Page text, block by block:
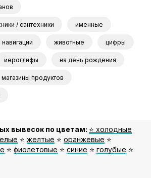
/ сантехники именные
навигации животные цифры
иероглифы на день рождения
магазины продуктов
вывесок по цветам: ⭐️ холодные
⭐️ желтые ⭐️ оранжевые ⭐️
⭐️ фиолетовые ⭐️ синие ⭐️ голубые ⭐️